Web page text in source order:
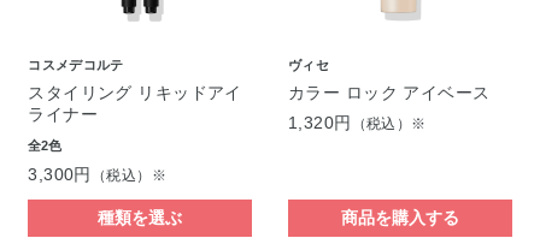
コスメデコルテ
スタイリング リキッドアイ
ライナー
全2色
3,300円 （税込）※
種類を選ぶ
ヴィセ
カラー ロック アイベース
1,320円
（税込）※
商品を購入する